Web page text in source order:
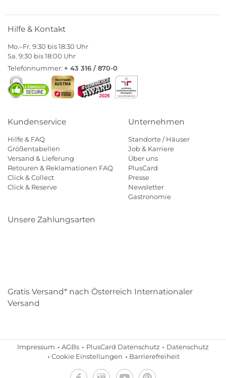
Hilfe & Kontakt
Mo.–Fr. 9:30 bis 18:30 Uhr
Sa. 9:30 bis 18:00 Uhr
Telefonnummer: + 43 316 / 870-0
Kundenservice
Hilfe & FAQ
Größentabellen
Versand & Lieferung
Retouren & Reklamationen FAQ
Click & Collect
Click & Reserve
Unternehmen
Standorte / Häuser
Job & Karriere
Über uns
PlusCard
Presse
Newsletter
Gastronomie
Unsere Zahlungsarten
Gratis Versand* nach Österreich Internationaler
Versand
Impressum AGBs PlusCard Datenschutz
Datenschutz
Cookie Einstellungen
Barrierefreiheit